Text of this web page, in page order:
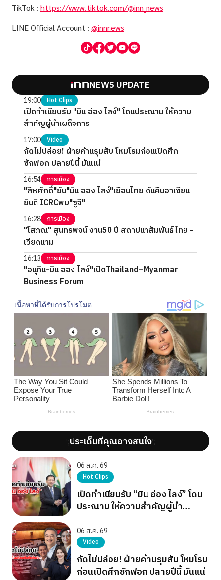
TikTok : https://www.tiktok.com/@inn_news
LINE Official Account : @innnews
NEWS UPDATE
19:00 Hot Clips
เปิดทำเนียบรับ "มิน อ่อง ไลง์" โดนประณาม ให้ความ
สำคัญผู้นำเผด็จการ
17:00 Video
กัดไม่ปล่อย! ฝ่ายค้านรุมสับ โหมโรมก่อนเปิดศึก
ซักฟอก ปลายปีนี้ มันแน่
16:54 การเมือง
"สีหศักดิ์"ยัน"มิน ออง ไลง์"เยือนไทย ดันคืนอาเซียน
ยินดี ICRCพบ"ซูจี"
16:28 การเมือง
"โสภณ" สุนทรพจน์ งาน50 ปี สถาปนาสัมพันธ์ไทย -
เวียดนาม
16:13 การเมือง
"อนุทิน-มิน ออง ไลง์"เปิดThailand–Myanmar
Business Forum
';ประเด็นที่คุณอาจสนใจ';
06 ส.ค. 69
Hot Clips
เปิดทำเนียบรับ “มิน อ่อง ไลง์” โดน
ประณาม ให้ความสำคัญผู้นำ
06 ส.ค. 69
Video
กัดไม่ปล่อย! ฝ่ายค้านรุมสับ โหมโรม
ก่อนเปิดศึกซักฟอก ปลายปีนี้ มันแน่